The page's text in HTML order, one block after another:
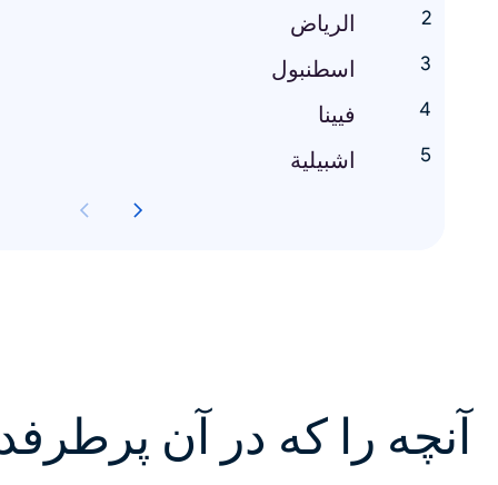
الرياض
اسطنبول
فيينا
اشبيلية
آنچه را که در آن